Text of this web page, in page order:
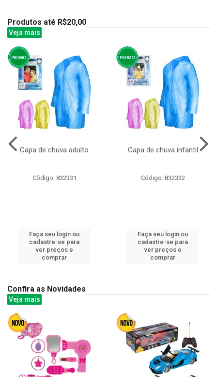
Produtos até R$20,00
Veja mais
Capa de chuva adulto
Código: 832331
Faça seu login ou
cadastre-se para
ver preços e
comprar
Capa de chuva infantil
Código: 832332
Faça seu login ou
cadastre-se para
ver preços e
comprar
Confira as Novidades
Veja mais